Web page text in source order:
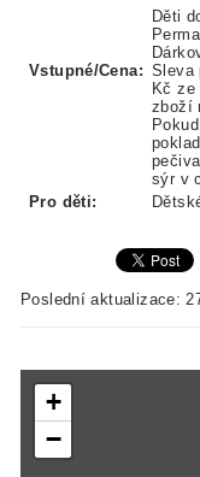
Vstupné/Cena:
Děti
Sleva
Kč ze
zboží
sýr v
Pro děti:
Poslední aktualizace:
+
−